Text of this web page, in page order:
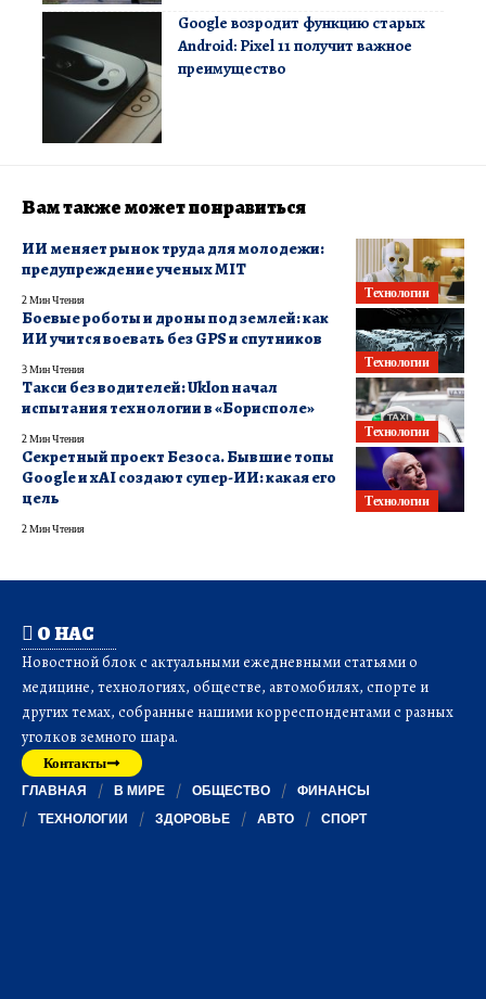
Google возродит функцию старых
Android: Pixel 11 получит важное
преимущество
Вам также может понравиться
Технологии
ИИ меняет рынок труда для молодежи:
предупреждение ученых MIT
2 Мин Чтения
Технологии
Боевые роботы и дроны под землей: как
ИИ учится воевать без GPS и спутников
3 Мин Чтения
Технологии
Такси без водителей: Uklon начал
испытания технологии в «Борисполе»
2 Мин Чтения
Технологии
Секретный проект Безоса. Бывшие топы
Google и xAI создают супер-ИИ: какая его
цель
2 Мин Чтения
О НАС
Новостной блок с актуальными ежедневными статьями о
медицине, технологиях, обществе, автомобилях, спорте и
других темах, собранные нашими корреспондентами с разных
уголков земного шара.
Контакты
ГЛАВНАЯ В МИРЕ ОБЩЕСТВО
ФИНАНСЫ
ТЕХНОЛОГИИ
ЗДОРОВЬЕ АВТО СПОРТ